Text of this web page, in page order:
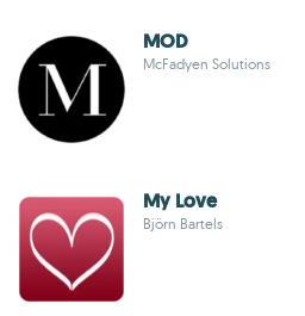
MOD
McFadyen Solutions
My Love
Björn Bartels